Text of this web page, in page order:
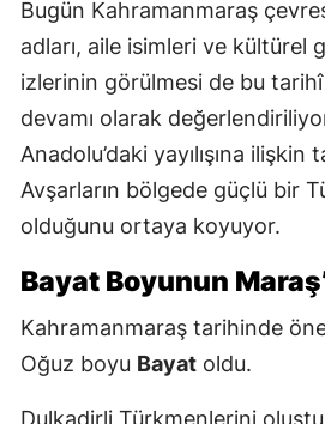
Bugün Kahramanmaraş
adları, aile isimleri ve kültürel
izlerinin görülmesi de bu
devamı olarak
Anadolu’daki yayılışına ilişkin
Avşarların bölgede güçlü bir
olduğunu ortaya koyuyor.
Bayat Boyunun
Kahramanmaraş tarihinde
Oğuz boyu Bayat oldu.
Dulkadirli Türkmenlerini